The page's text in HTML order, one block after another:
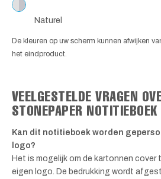
Naturel
De kleuren op uw scherm kunnen afwijken
het eindproduct.
VEELGESTELDE VRAGEN
STONEPAPER NOTITIEBOEK
Kan dit notitieboek worden
logo?
Het is mogelijk om de kartonnen cover
eigen logo. De bedrukking wordt